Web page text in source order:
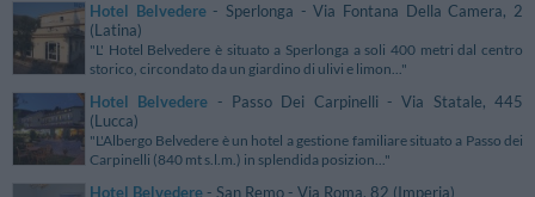
Hotel Belvedere- Sperlonga - Via Fontana Della Camera, 2
(Latina)
"L' Hotel Belvedere è situato a Sperlonga a soli 400 metri dal centro
storico, circondato da un giardino di ulivi e limon..."
Hotel Belvedere - Passo Dei Carpinelli - Via Statale, 445
(Lucca)
"L'Albergo Belvedere è un hotel a gestione familiare situato a Passo dei
Carpinelli (840 mt s.l.m.) in splendida posizion..."
Hotel Belvedere - San Remo - Via Roma, 82 (Imperia)